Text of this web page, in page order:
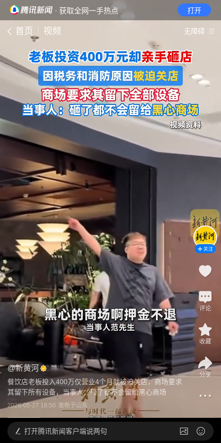
· 获取全网一手热点 打开
首页 视频 无障碍
@新黄河
餐饮店老板投入400万仅营业4个月就被迫关店，商场要求
其留下所有设备，当事人：砸了都不会留给黑心商场
2026-05-27 18:50 发布于山东
关注
评论
收藏
分享
打开腾讯新闻客户端说两句